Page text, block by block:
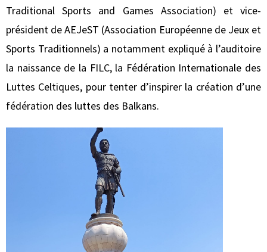
Traditional Sports and Games Association) et vice-
président de AEJeST (Association Européenne de Jeux et
Sports Traditionnels) a notamment expliqué à l’auditoire
la naissance de la FILC, la Fédération Internationale des
Luttes Celtiques, pour tenter d’inspirer la création d’une
fédération des luttes des Balkans.